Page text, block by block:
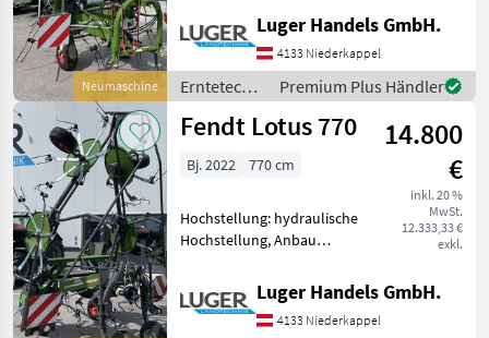
Neumaschine
Zinkenverlustsicherung,
Grenzstreueinrichtung,
Streuwinkelverstellung,
Schutzbügel NEUMASCHINE
- z
Luger Handels GmbH.
4133 Niederkappel
Erntetechnik
Grünland /
Fendt
Premium Plus Händler
Fendt Lotus 770
14.800
€
inkl. 20 %
MwSt.
12.333,33 €
exkl.
Bj. 2022 770 cm
Hochstellung: hydraulische
Hochstellung, Anbau
Grenzstreueinrichtung,
Schutzbügel NEUMASCHINE
-Dreipunkt -6 Kreisel -6
Luger Handels GmbH.
4133 Niederkappel